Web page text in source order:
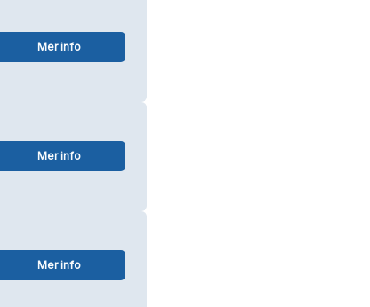
Mer info
Mer info
Mer info